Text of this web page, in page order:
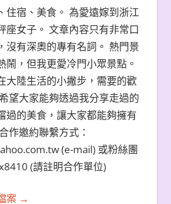
住宿、美食。 為愛遠嫁到浙江
座女子。 文章內容只有非常口
沒有深奧的專有名詞。 熱門景
鬧，但我更愛冷門小眾景點。
大陸生活的小撇步，需要的歡
望大家能夠透過我分享走過的
過的美食，讓大家都能夠擁有
作邀約聯繫方式：
(e-mail) 或粉絲團
(請註明合作單位)
案 →